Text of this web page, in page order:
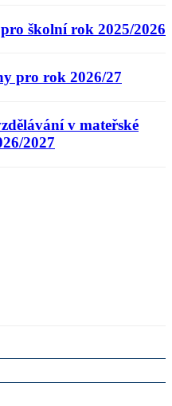
školní rok 2025/2026
pro rok 2026/27
v mateřské
2027